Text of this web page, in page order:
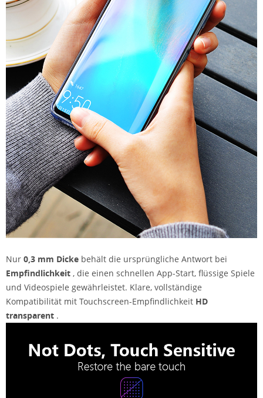
Nur 0,3 mm Dicke behält die ursprüngliche Antwort bei
Empfindlichkeit , die einen schnellen App-Start, flüssige Spiele
und Videospiele gewährleistet. Klare, vollständige
Kompatibilität mit Touchscreen-Empfindlichkeit HD
transparent .